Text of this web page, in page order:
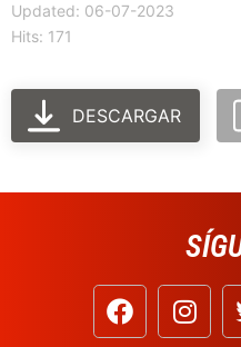
Updated: 06-07-2023
Hits: 171
DESCARGAR